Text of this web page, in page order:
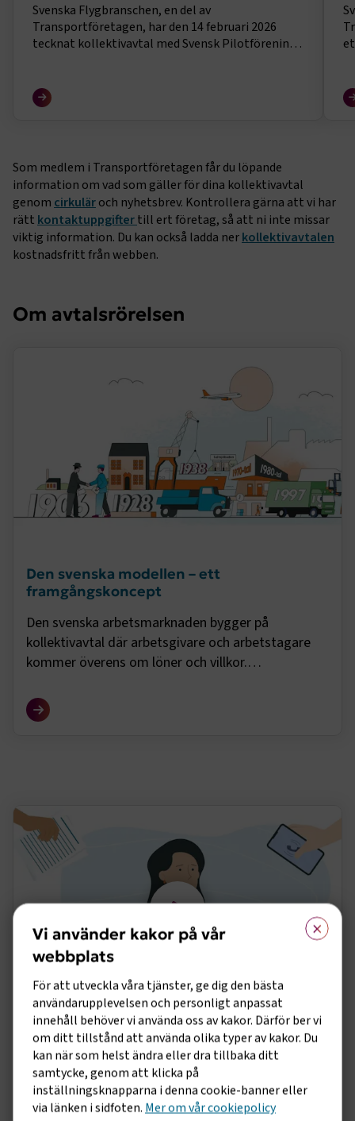
Svenska Flygbranschen, en del av
Transportföretagen, har den 14 februari 2026
tecknat kollektivavtal med Svensk Pilotförening
är över.
Som medlem i Transportföretagen får du löpande
information om vad som gäller för dina kollektivavtal
genom cirkuläroch nyhetsbrev. Kontrollera gärna att vi har
rätt kontaktuppgiftertill ert företag, så att ni inte missar
viktig information. Du kan också ladda nerkollektivavtalen
kostnadsfritt från webben.
Om avtalsrörelsen
Den svenska modellen – ett
framgångskoncept
Den svenska arbetsmarknaden bygger på
kollektivavtal där arbetsgivare och arbetstagare
kommer överens om löner och villkor.
varje avtalsrörelse. Men hur fungerar den svenska
modellen?
Myter om kollektivavtal
Har du gått på myterna om kollektivavtal?
Kollektivavtal ger branschanpassade villkor som
främjar stabiliteten på arbetsplatsen. Det blir
×
Vi använder kakor på vår
webbplats
För att utveckla våra tjänster, ge dig den bästa
användarupplevelsen och personligt anpassat
innehåll behöver vi använda oss av kakor. Därför ber vi
om ditt tillstånd att använda olika typer av kakor. Du
kan när som helst ändra eller dra tillbaka ditt
samtycke, genom att klicka på
inställningsknapparna i denna cookie-banner eller
via länken i sidfoten. Mer om vår cookiepolicy